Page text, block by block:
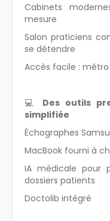
Cabinets
mesure
Salon praticiens
se détendre
Accès facile : métro
💻 Des outils
simplifiée
Échographes
MacBook fourni à
IA médicale pour
dossiers patients
Doctolib intégré